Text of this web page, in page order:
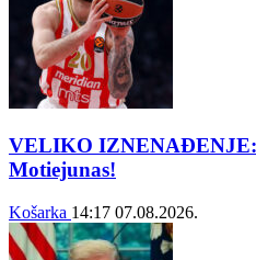
VELIKO IZNENAĐENJE:
Motiejunas!
Košarka 14:17 07.08.2026.